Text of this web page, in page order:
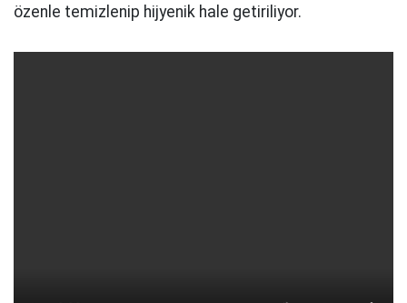
özenle temizlenip hijyenik hale getiriliyor.